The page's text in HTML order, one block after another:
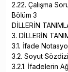
2.22. Çalışma
Bölüm 3
DİLLERİN
3. DİLLERİN
3.1. İfade
3.2. Soyut
3.2.1. İfadelerin